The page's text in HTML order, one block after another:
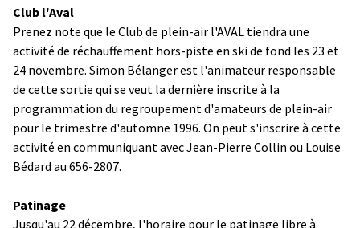
Club l'Aval
Prenez note que le Club de plein-air l'AVAL tiendra une
activité de réchauffement hors-piste en ski de fond les 23 et
24 novembre. Simon Bélanger est l'animateur responsable
de cette sortie qui se veut la dernière inscrite à la
programmation du regroupement d'amateurs de plein-air
pour le trimestre d'automne 1996. On peut s'inscrire à cette
activité en communiquant avec Jean-Pierre Collin ou Louise
Bédard au 656-2807.
Patinage
Jusqu'au 22 décembre, l'horaire pour le patinage libre à